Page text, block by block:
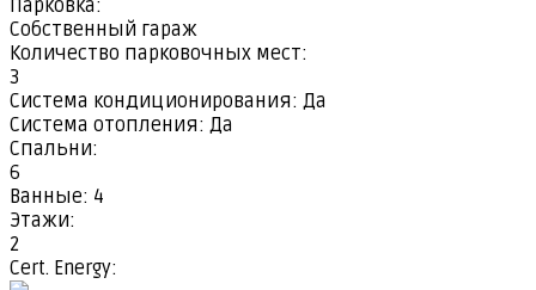
Парковка:
Собственный гараж
Количество парковочных мест:
3
Система кондиционирования: Да
Система отопления: Да
Спальни:
6
Ванные: 4
Этажи:
2
Cert. Energy: